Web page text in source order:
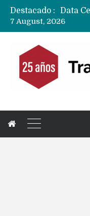
Destacado :
7 August, 2026